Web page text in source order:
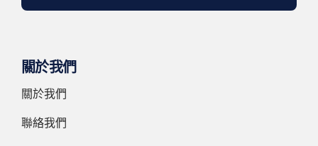
關於我們
關於我們
聯絡我們